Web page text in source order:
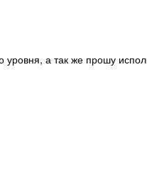
а так же прошу